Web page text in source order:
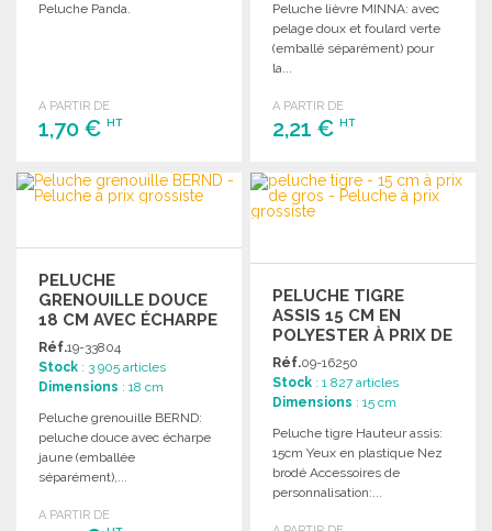
Peluche Panda.
A PARTIR DE
1,70 € HT
COMMANDER
Peluche lièvre MINNA: avec
pelage doux et foulard verte
(emballé séparément) pour
la...
A PARTIR DE
2,21 €HT
COMMANDER
Demander un devis
PELUCHE
GRENOUILLE DOUCE
18 CM AVEC ÉCHARPE
Réf.19-33804
Stock : 3 905 articles
Dimensions : 18 cm
Peluche grenouille BERND:
peluche douce avec écharpe
jaune (emballée
séparément),...
A PARTIR DE
PELUCHE TIGRE
ASSIS 15 CM EN
POLYESTER À PRIX DE
GROS
Réf.09-16250
Stock : 1 827 articles
Dimensions : 15 cm
Peluche tigre Hauteur assis:
15cm Yeux en plastique Nez
brodé Accessoires de
personnalisation:...